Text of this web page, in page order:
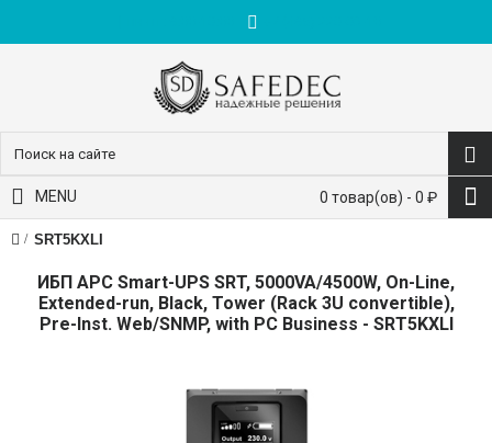
0 товар(ов) - 0 ₽
MENU
SRT5KXLI
ИБП APC Smart-UPS SRT, 5000VA/4500W, On-Line,
Extended-run, Black, Tower (Rack 3U convertible),
Pre-Inst. Web/SNMP, with PC Business - SRT5KXLI